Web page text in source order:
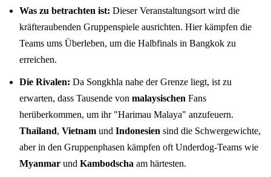
Was zu betrachten ist: Dieser Veranstaltungsort wird die
kräfteraubenden Gruppenspiele ausrichten. Hier kämpfen die
Teams ums Überleben, um die Halbfinals in Bangkok zu
erreichen.
Die Rivalen: Da Songkhla nahe der Grenze liegt, ist zu
erwarten, dass Tausende von malaysischen Fans
herüberkommen, um ihr "Harimau Malaya" anzufeuern.
Thailand, Vietnam und Indonesien sind die Schwergewichte,
aber in den Gruppenphasen kämpfen oft Underdog-Teams wie
Myanmar und Kambodscha am härtesten.